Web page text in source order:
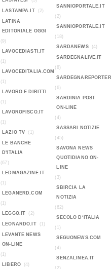
LASTAMPA.IT (2)
LATINA
EDITORIALE OGGI
(9)
LAVOCEDIASTI.IT
(1)
LAVOCEDITALIA.COM
(1)
LAVORO E DIRITTI
(1)
LAVOROFISCO.IT
(1)
LAZIO TV
(1)
LE BANCHE
D'ITALIA
(67)
LEDMAGAZINE.IT
(1)
LEGANERD.COM
(1)
LEGGO.IT
(2)
LEONARDO.IT (1)
LEVANTE NEWS
ON-LINE
(1)
LIBERO
(4)
SANNIOPORTALE.IT
(2)
SANNIOPORTALE.IT
(18)
SARDANEWS
(4)
SARDEGNALIVE.IT
(8)
(6)
SARDINIA POST
ON-LINE
(4)
SASSARI NOTIZIE
(45)
SAVONA NEWS
QUOTIDIANO ON-
LINE
(3)
SBIRCIA LA
NOTIZIA
(62)
SECOLO D‘ITALIA
(1)
SEGUONEWS.COM
(4)
SENZALINEA.IT